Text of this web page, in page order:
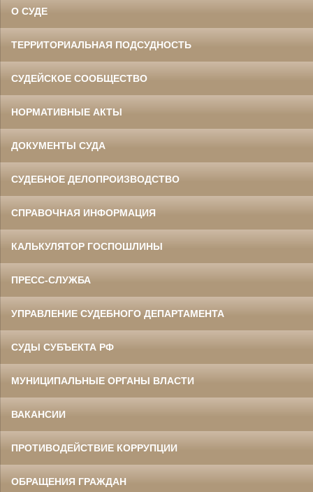
О СУДЕ
ТЕРРИТОРИАЛЬНАЯ ПОДСУДНОСТЬ
СУДЕЙСКОЕ СООБЩЕСТВО
НОРМАТИВНЫЕ АКТЫ
ДОКУМЕНТЫ СУДА
СУДЕБНОЕ ДЕЛОПРОИЗВОДСТВО
СПРАВОЧНАЯ ИНФОРМАЦИЯ
КАЛЬКУЛЯТОР ГОСПОШЛИНЫ
ПРЕСС-СЛУЖБА
УПРАВЛЕНИЕ СУДЕБНОГО ДЕПАРТАМЕНТА
СУДЫ СУБЪЕКТА РФ
МУНИЦИПАЛЬНЫЕ ОРГАНЫ ВЛАСТИ
ВАКАНСИИ
ПРОТИВОДЕЙСТВИЕ КОРРУПЦИИ
ОБРАЩЕНИЯ ГРАЖДАН